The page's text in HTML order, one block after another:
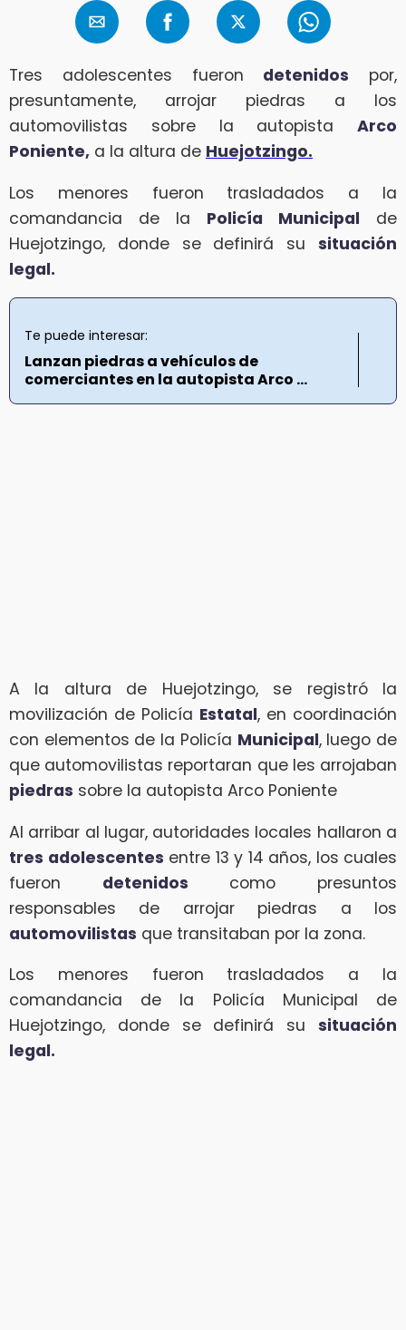
Tres adolescentes fueron detenidos por,
presuntamente, arrojar piedras a los
automovilistas sobre la autopista Arco
Poniente, a la altura de Huejotzingo.
Los menores fueron trasladados a la
comandancia de la Policía Municipal de
Huejotzingo, donde se definirá su situación
legal.
Te puede interesar:
Lanzan piedras a vehículos de
comerciantes en la autopista Arco ...
A la altura de Huejotzingo, se registró la
movilización de Policía Estatal, en coordinación
con elementos de la Policía Municipal, luego de
que automovilistas reportaran que les arrojaban
piedras sobre la autopista Arco Poniente
Al arribar al lugar, autoridades locales hallaron a
tres adolescentes entre 13 y 14 años, los cuales
fueron detenidos como presuntos
responsables de arrojar piedras a los
automovilistas que transitaban por la zona.
Los menores fueron trasladados a la
comandancia de la Policía Municipal de
Huejotzingo, donde se definirá su situación
legal.